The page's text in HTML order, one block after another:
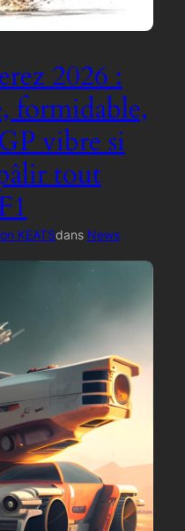
2026 :
formidable,
vibre si
tout
KEATSdans News